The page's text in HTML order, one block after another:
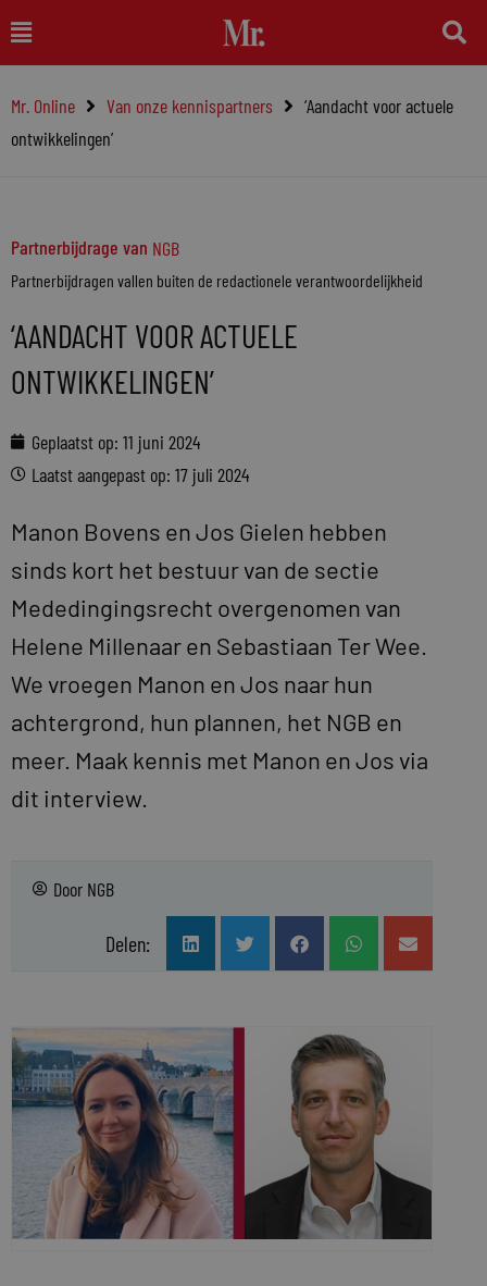
naar
inhoud
Main
Menu
Mr. Online Van onze kennispartners
‘Aandacht voor actuele
ontwikkelingen’
Partnerbijdrage van NGB
Partnerbijdragen vallen buiten de redactionele verantwoordelijkheid
‘AANDACHT VOOR ACTUELE
ONTWIKKELINGEN’
Geplaatst op: 11 juni 2024
Laatst aangepast op: 17 juli 2024
Manon Bovens en Jos Gielen hebben
sinds kort het bestuur van de sectie
Mededingingsrecht overgenomen van
Helene Millenaar en Sebastiaan Ter Wee.
We vroegen Manon en Jos naar hun
achtergrond, hun plannen, het NGB en
meer. Maak kennis met Manon en Jos via
dit interview.
Door NGB
Delen: